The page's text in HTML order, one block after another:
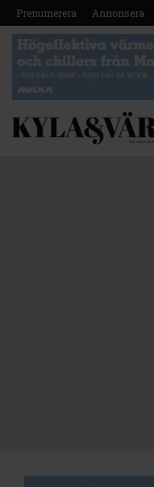
Prenumerera Annonsera